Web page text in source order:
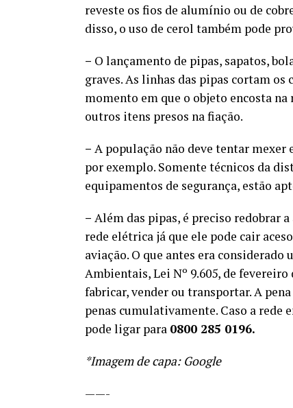
reveste os fios de alumínio ou de
disso, o uso de cerol também pode
– O lançamento de pipas, sapatos,
graves. As linhas das pipas cortam
momento em que o objeto encosta na
outros itens presos na fiação.
– A população não deve tentar mexer
por exemplo. Somente técnicos da
equipamentos de segurança, estão
– Além das pipas, é preciso redobrar
rede elétrica já que ele pode cair
aviação. O que antes era
Ambientais, Lei Nº 9.605, de
fabricar, vender ou transportar. A
penas cumulativamente. Caso a rede
pode ligar para 0800 285 0196.
*Imagem de capa: Google
——-